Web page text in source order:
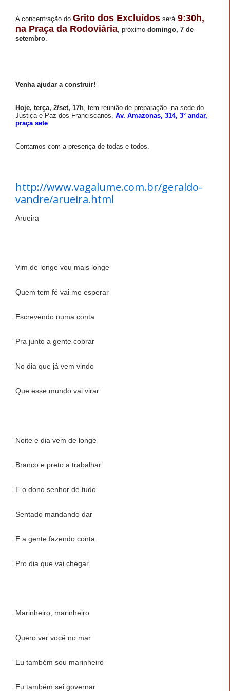
A concentração do Grito dos Excluídos será 9:30h,
na Praça da Rodoviária , próximo domingo, 7 de
setembro
Venha ajudar a construir!
Hoje, terça, 2/set, 17h , tem reunião de preparação. na sede do
Justiça e Paz dos Franciscanos, Av. Amazonas, 314, 3° andar,
praça sete
Contamos com a presença de todas e todos.
http://www.vagalume.com.br/geraldo-
vandre/arueira.html
Arueira
Vim de longe vou mais longe
Quem tem fé vai me esperar
Escrevendo numa conta
Pra junto a gente cobrar
No dia que já vem vindo
Que esse mundo vai virar
Noite e dia vem de longe
Branco e preto a trabalhar
E o dono senhor de tudo
Sentado mandando dar
E a gente fazendo conta
Pro dia que vai chegar
Marinheiro, marinheiro
Quero ver você no mar
Eu também sou marinheiro
Eu também sei governar